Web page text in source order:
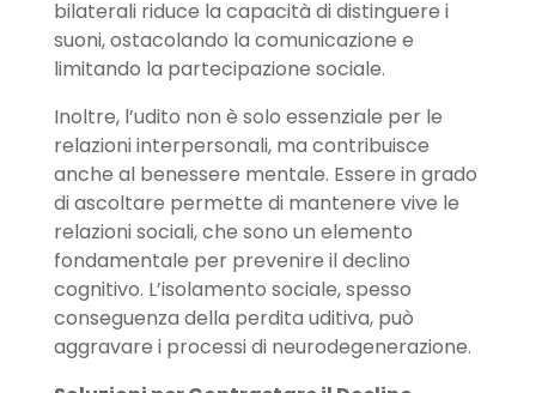
bilaterali riduce la capacità di distinguere i
suoni, ostacolando la comunicazione e
limitando la partecipazione sociale.
Inoltre, l’udito non è solo essenziale per le
relazioni interpersonali, ma contribuisce
anche al benessere mentale. Essere in grado
di ascoltare permette di mantenere vive le
relazioni sociali, che sono un elemento
fondamentale per prevenire il declino
cognitivo. L’isolamento sociale, spesso
conseguenza della perdita uditiva, può
aggravare i processi di neurodegenerazione.